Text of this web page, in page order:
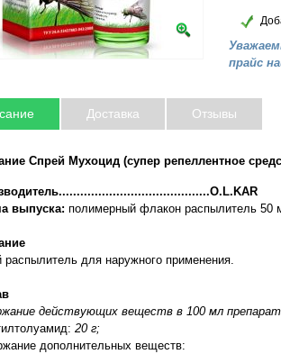
прайс
Доставка Отзывы
Спрей Мухоцид (супер репеллентное
выпуска: полимерный флакон распылитель 50
распылитель для наружного применения.
действующих веществ в 100 мл
20 г;
дополнительных веществ: